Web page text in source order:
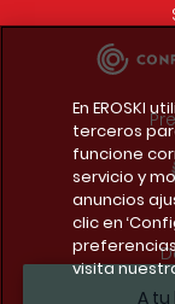
A
En EROSKI
terceros
funcione
servicio y
anuncios
clic en
visita